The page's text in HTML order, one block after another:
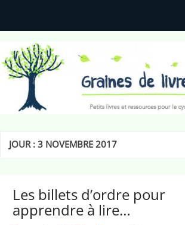
Graines de livres
Petits livres et ressources pour le cycle 2
JOUR :3 NOVEMBRE 2017
Les billets d’ordre pour
apprendre à lire…